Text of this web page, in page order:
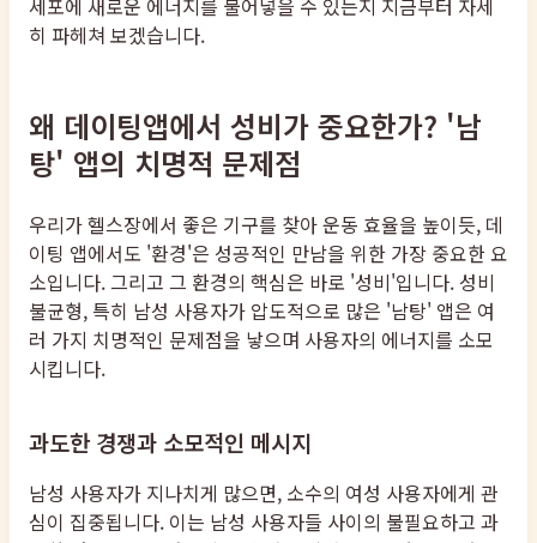
세포에 새로운 에너지를 불어넣을 수 있는지 지금부터 자세
히 파헤쳐 보겠습니다.
왜 데이팅앱에서 성비가 중요한가? '남
탕' 앱의 치명적 문제점
우리가 헬스장에서 좋은 기구를 찾아 운동 효율을 높이듯, 데
이팅 앱에서도 '환경'은 성공적인 만남을 위한 가장 중요한 요
소입니다. 그리고 그 환경의 핵심은 바로 '성비'입니다. 성비
불균형, 특히 남성 사용자가 압도적으로 많은 '남탕' 앱은 여
러 가지 치명적인 문제점을 낳으며 사용자의 에너지를 소모
시킵니다.
과도한 경쟁과 소모적인 메시지
남성 사용자가 지나치게 많으면, 소수의 여성 사용자에게 관
심이 집중됩니다. 이는 남성 사용자들 사이의 불필요하고 과